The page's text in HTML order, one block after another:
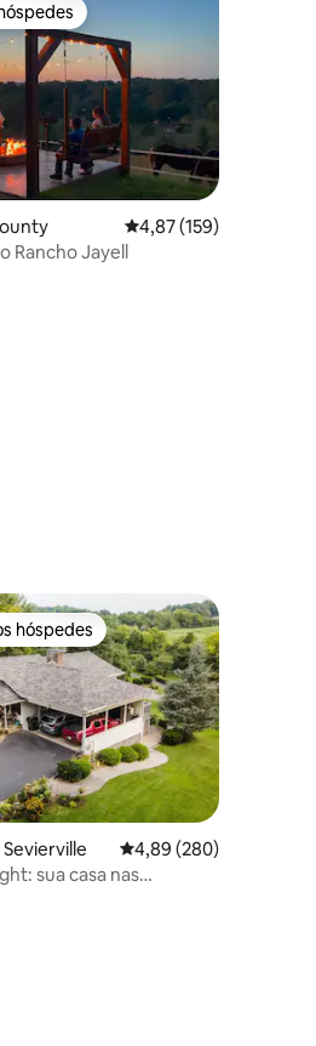
5, 108 avaliações
4,87 de uma avaliação
4,87 (159)
Rancho Jayell
5, 274 avaliações
preferidos dos hóspedes
hóspedes
4,89 de uma avaliação
4,89 (280)
sua casa nas